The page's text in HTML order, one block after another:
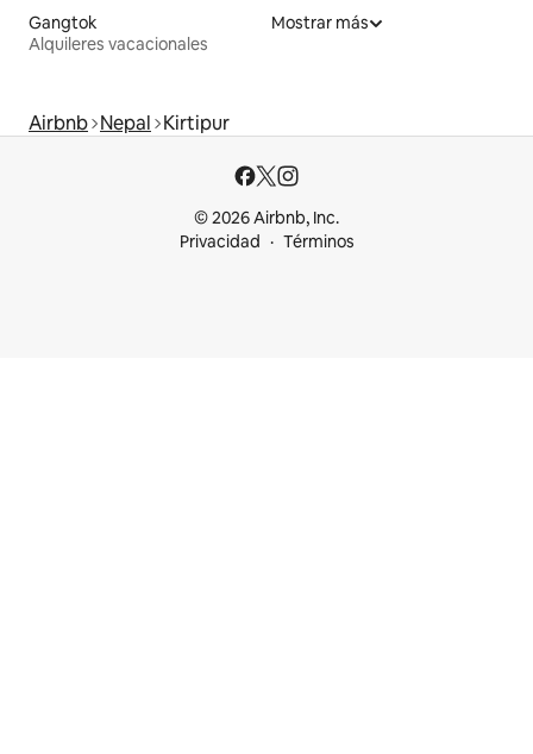
Gangtok
Alquileres vacacionales
Mostrar más
Airbnb Nepal Kirtipur
© 2026 Airbnb, Inc.
Privacidad
Términos